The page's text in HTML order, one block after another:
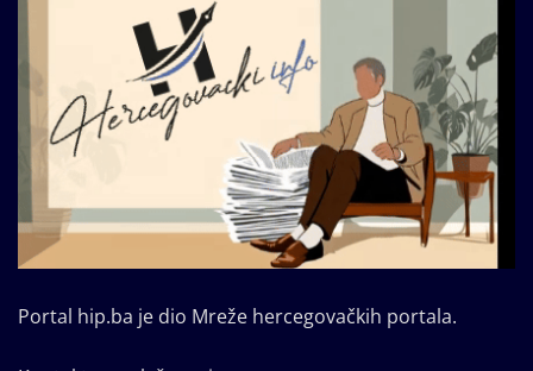
Portal hip.ba je dio Mreže hercegovačkih portala.